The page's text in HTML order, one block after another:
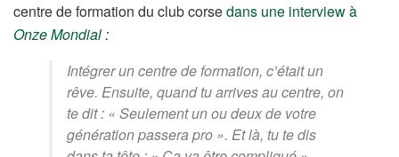
centre de formation du club corsedans une interview à
Onze Mondial:
Intégrer un centre de formation, c’était un
rêve. Ensuite, quand tu arrives au centre, on
te dit : « Seulement un ou deux de votre
génération passera pro ». Et là, tu te dis